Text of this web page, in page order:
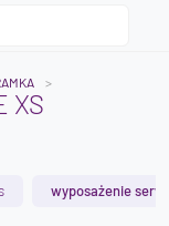
XS
wyposażenie